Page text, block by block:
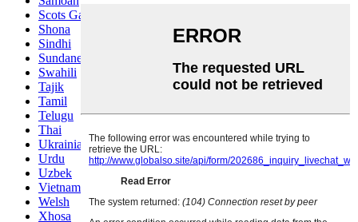
Scots Gaelic
Shona
Sindhi
Sundanese
Swahili
Tajik
Tamil
Telugu
Thai
Ukrainian
Urdu
Uzbek
Vietnamese
Welsh
Xhosa